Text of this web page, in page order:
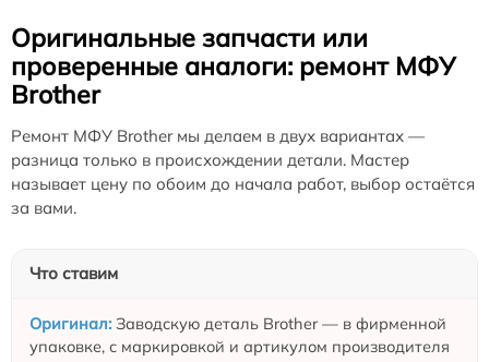
Оригинальные запчасти или
проверенные аналоги: ремонт МФУ
Brother
Ремонт МФУ Brother мы делаем в двух вариантах —
разница только в происхождении детали. Мастер
называет цену по обоим до начала работ, выбор остаётся
за вами.
Что ставим
Заводскую деталь Brother — в фирменной
упаковке, с маркировкой и артикулом производителя